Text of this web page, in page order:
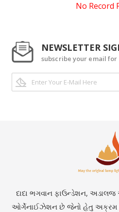
No Record
NEWSLETTER
subscribe your email
દાદા ભગવાન ફાઉન્ડેશન, અડાલજ
ઓર્ગેનાઈઝેશન છે જેનો હેતુ અક્રમ